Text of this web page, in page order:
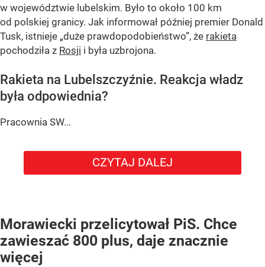
w województwie lubelskim. Było to około 100 km
od polskiej granicy. Jak informował później premier Donald
Tusk, istnieje „duże prawdopodobieństwo”, że rakieta
pochodziła z Rosji i była uzbrojona.
Rakieta na Lubelszczyźnie. Reakcja władz
była odpowiednia?
Pracownia SW...
CZYTAJ DALEJ
Morawiecki przelicytował PiS. Chce
zawieszać 800 plus, daje znacznie
więcej